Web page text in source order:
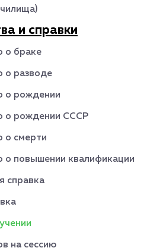
и справки
о браке
о разводе
о рождении
о рождении СССР
о смерти
о повышении квалификации
справка
на сессию